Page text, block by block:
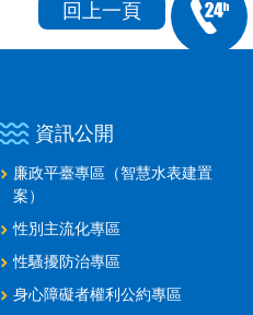
回上一頁
資訊公開
廉政平臺專區（智慧水表建置
案）
性別主流化專區
性騷擾防治專區
身心障礙者權利公約專區